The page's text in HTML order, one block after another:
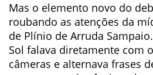
Mas o elemento novo do
roubando as atenções da
de Plínio de Arruda
Sol falava diretamente com
câmeras e alternava frases